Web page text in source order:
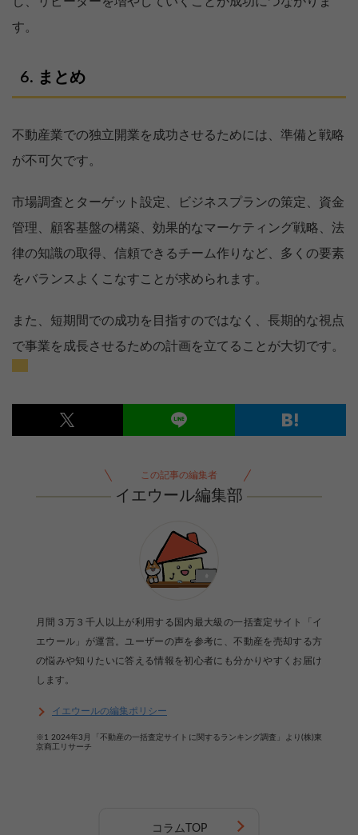
す。
まとめ
不動産業での独立開業を成功させるためには、準備と戦略
が不可欠です。
市場調査とターゲット設定、ビジネスプランの策定、資金
管理、顧客基盤の構築、効果的なマーケティング戦略、法
律の知識の取得、信頼できるチーム作りなど、多くの要素
をバランスよくこなすことが求められます。
また、短期間での成功を目指すのではなく、長期的な視点
で事業を成長させるための計画を立てることが大切です。
この記事の編集者
イエウール編集部
月間３万３千人以上が利用する国内最大級の一括査定サイト「イ
エウール」が運営。ユーザーの声を参考に、不動産を売却する方
の悩みや知りたいに答える情報を初心者にも分かりやすくお届け
します。
イエウールの編集ポリシー
※1 2024年3月「不動産の一括査定サイトに関するランキング調査」より(株)東
京商工リサーチ
コラムTOP